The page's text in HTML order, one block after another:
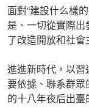
面對“建設什么樣
是、一切從實際
了改造開放和社會
進進新時代，以
要依據、聯系群
的十八年夜后出臺